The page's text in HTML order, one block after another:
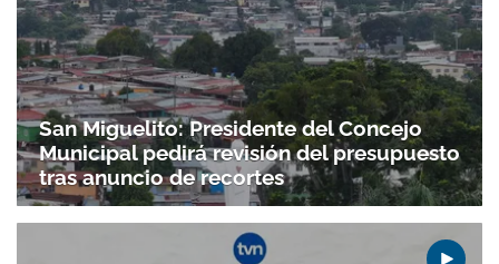
San Miguelito: Presidente del Concejo
Municipal pedirá revisión del presupuesto
tras anuncio de recortes